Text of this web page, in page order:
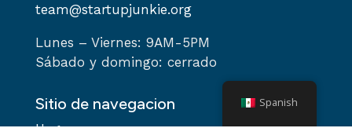
team@startupjunkie.org
Lunes – Viernes: 9AM-5PM
Sábado y domingo: cerrado
Sitio de navegacion Spanish